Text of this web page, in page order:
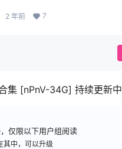
2 年前 7
集 [nPnV-34G] 持续更新中
仅限以下用户组阅读
其中，可以升级